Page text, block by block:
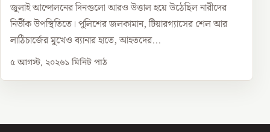
জুলাই আন্দোলনের দিনগুলো আরও উত্তাল হয়ে উঠেছিল নারীদের
নির্ভীক উপস্থিতিতে। পুলিশের জলকামান, টিয়ারগ্যাসের শেল আর
লাঠিচার্জের মুখেও ব্যানার হাতে, আহতদের...
৫ আগস্ট, ২০২৬১ মিনিট পাঠ